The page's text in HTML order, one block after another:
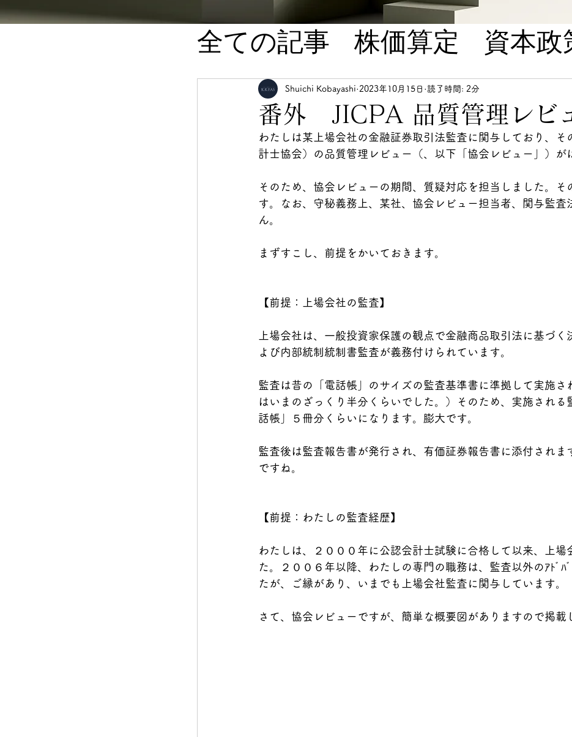
全ての記事 株価算定
資本政
M&A
財務DD 業界情報
番外 JICPA 品質管理レビ
Shuichi Kobayashi 2023年10月15日 読了時間: 2分
わたしは某上場会社の金融証券取引法監査に関与しており、そ
計士協会）の品質管理レビュー（、以下「協会レビュー」）が
そのため、協会レビューの期間、質疑対応を担当しました。そ
す。なお、守秘義務上、某社、協会レビュー担当者、関与監査
ん。
まずすこし、前提をかいておきます。
【前提：上場会社の監査】
上場会社は、一般投資家保護の観点で金融商品取引法に基づ
よび内部統制統制書監査が義務付けられています。
監査は昔の「電話帳」のサイズの監査基準書に準拠して実施さ
はいまのざっくり半分くらいでした。）そのため、実施される
話帳」５冊分くらいになります。膨大です。
監査後は監査報告書が発行され、有価証券報告書に添付されま
ですね。
【前提：わたしの監査経歴】
わたしは、２０００年に公認会計士試験に合格して以来、上場
た。２００６年以降、わたしの専門の職務は、監査以外のｱﾄﾞﾊ
たが、ご縁があり、いまでも上場会社監査に関与しています。
さて、協会レビューですが、簡単な概要図がありますので掲載